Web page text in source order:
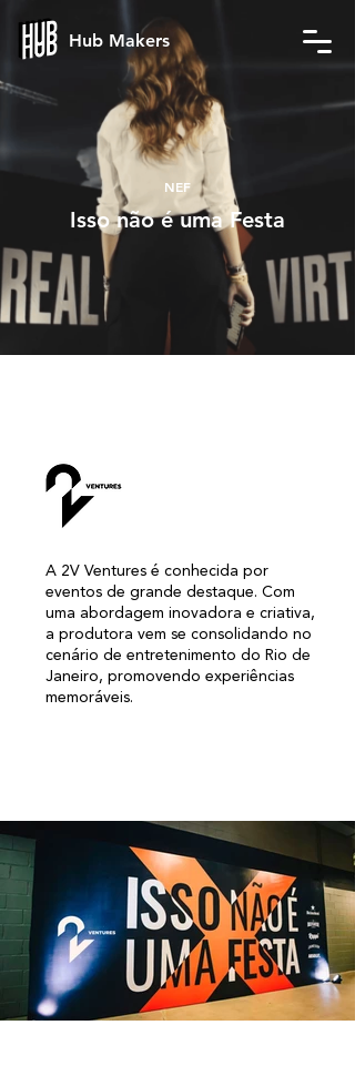
Hub Makers
NEF
Isso não é uma Festa
A 2V Ventures é conhecida por
eventos de grande destaque. Com
uma abordagem inovadora e criativa,
a produtora vem se consolidando no
cenário de entretenimento do Rio de
Janeiro, promovendo experiências
memoráveis.